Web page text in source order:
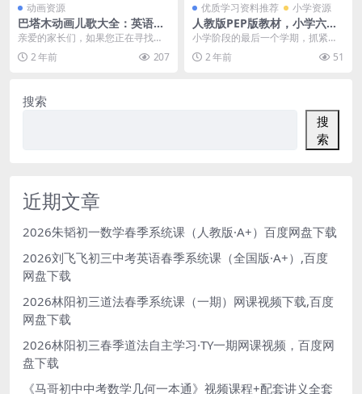
动画资源
巴塔木动画儿歌大全：英语启
蒙必备，426集+1080P高清双
语版，百度网盘轻松下载！
亲爱的家长们，如果您正在寻找一
种既有趣又有效的英语启蒙方式，
那么巴塔木动画儿歌系...
2 年前 207
优质学习资料推荐 小学资源
人教版PEP版教材，小学六年
级下册，第二学期课本同步视
频课程43课时总复习，MP4视
频（三年级起点英语），百度
小学阶段的最后一个学期，抓紧时
间好好的把英语基础提升上去，做
好总复习，要掌握好小...
2 年前 51
搜索
搜
索
近期文章
2026朱韬初一数学春季系统课（人教版·A+）百度网盘下载
2026刘飞飞初三中考英语春季系统课（全国版·A+）,百度
网盘下载
2026林阳初三道法春季系统课（一期）网课视频下载,百度
网盘下载
2026林阳初三春季道法自主学习·TY一期网课视频，百度网
盘下载
《马哥初中中考数学几何一本通》视频课程+配套讲义全套